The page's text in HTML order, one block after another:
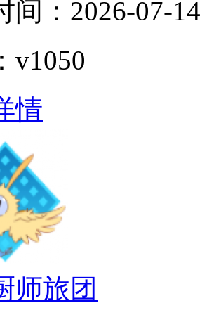
间： 2026-07-14
v1050
情
师旅团